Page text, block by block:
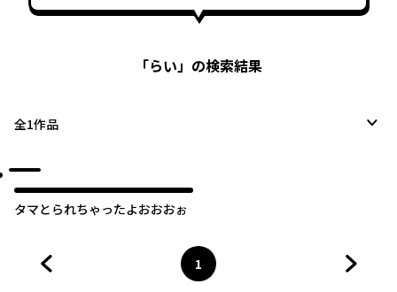
「らい」の検索結果
全1作品
タマとられちゃったよおおおぉ
ページ
1
へ